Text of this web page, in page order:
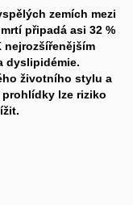
zemích mezi
připadá asi 32 %
nejrozšířenějším
dyslipidémie.
životního stylu a
lze riziko